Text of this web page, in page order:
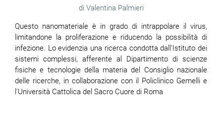
Valentina Palmieri
Questo nanomateriale è in grado di intrappolare il virus,
limitandone la proliferazione e riducendo la possibilità di
infezione. Lo evidenzia una ricerca condotta dall'Istituto dei
sistemi complessi, afferente al Dipartimento di scienze
fisiche e tecnologie della materia del Consiglio nazionale
delle ricerche, in collaborazione con il Policlinico Gemelli e
l'Università Cattolica del Sacro Cuore di Roma